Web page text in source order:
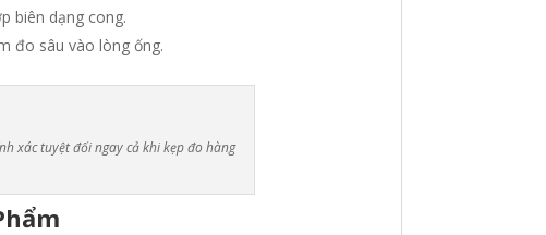
biên dạng cong.
đo sâu vào lòng ống.
xác tuyệt đối ngay cả khi kẹp đo hàng